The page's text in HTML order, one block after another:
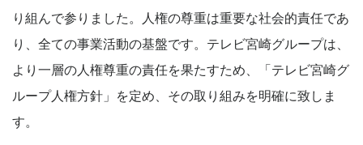
り組んで参りました。人権の尊重は重要な社会的責任であ
り、全ての事業活動の基盤です。テレビ宮崎グループは、
より一層の人権尊重の責任を果たすため、「テレビ宮崎グ
ループ人権方針」を定め、その取り組みを明確に致しま
す。